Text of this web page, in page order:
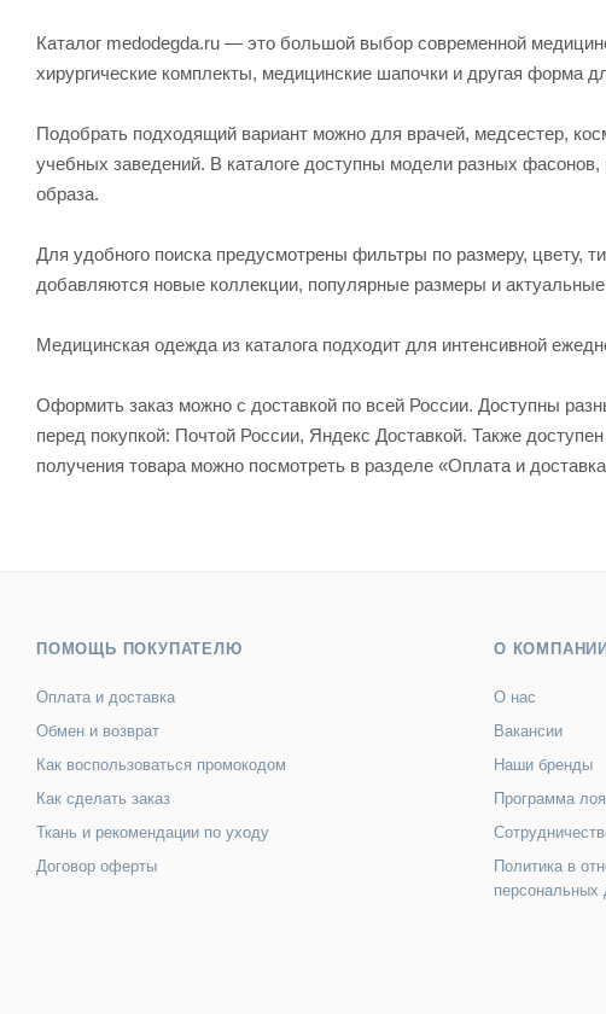
Каталог medodegda.ru — это большой выбор современной
хирургические комплекты, медицинские шапочки и другая форма
Подобрать подходящий вариант можно для врачей, медсестер,
учебных заведений. В каталоге доступны модели разных
образа.
Для удобного поиска предусмотрены фильтры по размеру, цвету,
добавляются новые коллекции, популярные размеры и актуальные
Медицинская одежда из каталога подходит для интенсивной
Оформить заказ можно с доставкой по всей России. Доступны
перед покупкой: Почтой России, Яндекс Доставкой. Также
получения товара можно посмотреть в разделе «Оплата и
ПОМОЩЬ ПОКУПАТЕЛЮ
Оплата и доставка
Обмен и возврат
Как воспользоваться промокодом
Как сделать заказ
Ткань и рекомендации по уходу
Договор оферты
О КОМПАНИИ
О нас
Вакансии
Наши бренды
Программа
Политика в
персональных